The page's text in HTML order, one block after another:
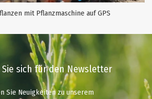
mit Pflanzmaschine auf GPS
sich für den Newsletter
Sie Neuigkeiten zu unserem